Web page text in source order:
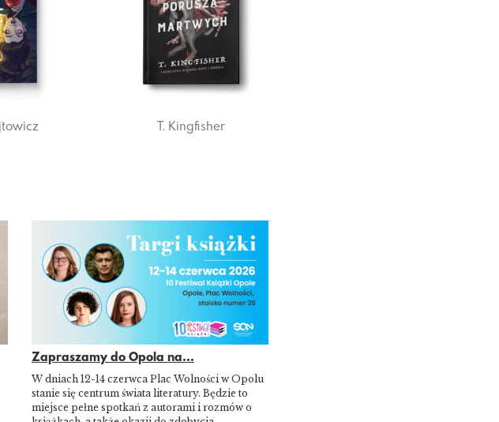
T. Kingfisher
Zapraszamy do Opola na...
W dniach 12-14 czerwca Plac Wolności w Opolu
stanie się centrum świata literatury. Będzie to
miejsce pełne spotkań z autorami i rozmów o